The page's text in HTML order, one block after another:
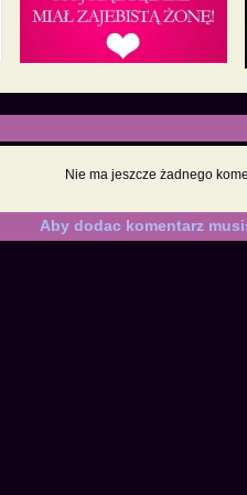
Nie ma jeszcze żadnego
Aby dodac komentarz